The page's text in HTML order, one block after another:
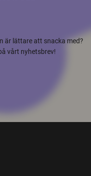
är lättare att snacka med?
vårt nyhetsbrev!